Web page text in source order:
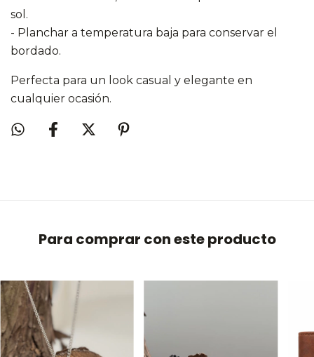
sol.
- Planchar a temperatura baja para conservar el
bordado.
Perfecta para un look casual y elegante en
cualquier ocasión.
Para comprar con este producto